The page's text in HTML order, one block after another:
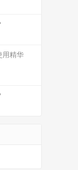
用精华